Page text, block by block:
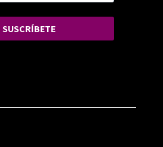
SUSCRÍBETE